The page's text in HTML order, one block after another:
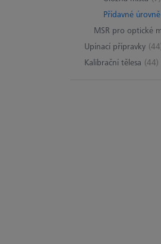
Přídavné
MSR pro optické
Upínací přípravky
Kalibrační tělesa (44)